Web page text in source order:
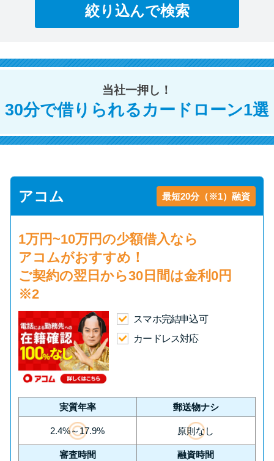
ードローン
特集ページ一覧
の理由
無利息期間を利用して利息0円で
お金を借りる3つのポイント
種類・特徴別一覧
今月の家賃払えない…2ヵ月目に
は解決しないと危険な理由と対
処法3つ
家賃払えないが強制退去は避け
たい…市役所に相談より賢い方
絞り込んで検索
当社一押し！
30分で借りられるカードローン1選
アコム 最短20分（※1）融資
1万円~10万円の少額借入なら
アコムがおすすめ！
ご契約の翌日から30日間は金利0円
※2
スマホ完結申込可
カードレス対応
実質年率 郵送物ナシ
2.4%～17.9% 原則なし
審査時間 融資時間